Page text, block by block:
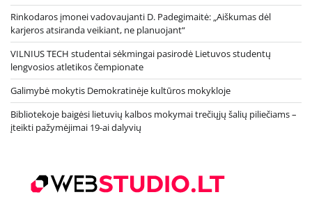
Rinkodaros įmonei vadovaujanti D. Padegimaitė: „Aiškumas dėl
karjeros atsiranda veikiant, ne planuojant“
VILNIUS TECH studentai sėkmingai pasirodė Lietuvos studentų
lengvosios atletikos čempionate
Galimybė mokytis Demokratinėje kultūros mokykloje
Bibliotekoje baigėsi lietuvių kalbos mokymai trečiųjų šalių piliečiams –
įteikti pažymėjimai 19-ai dalyvių